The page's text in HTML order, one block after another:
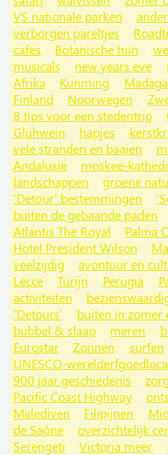
VS nationale parken
verborgen pareltjes
cafes
Botanische tuin
musicals
new years eve
Afrika
Kunming
Finland
Noorwegen
8 tips voor een stedentrip
Glühwein
hapjes
vele stranden en baaien
Andalusië
moskee-
landschappen
groene
'Detour' bestemmingen
buiten de gebaande paden
Atlantis The Royal
Palma
Hotel President Wilson
veelzijdig
avontuur en
Lecce
Turijn Perugia
activiteiten
'Detours'
buiten in zomer
bubbel & slaap
meren
Eurostar
Zonnen surfen
UNESCO-
900 jaar geschiedenis
Pacific Coast Highway
Malediven
Filipijnen
de Saône
overzichtelijk
Serengeti
Victoria meer